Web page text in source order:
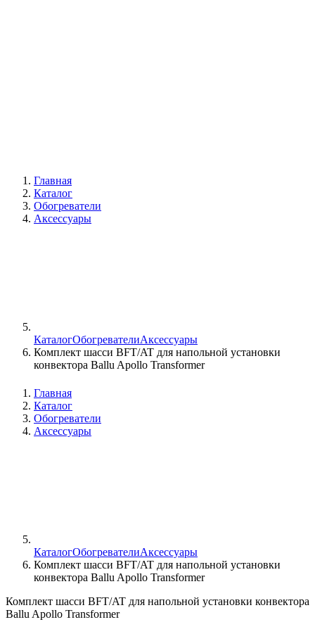
Главная
Каталог
Обогреватели
Аксессуары
КаталогОбогревателиАксессуары
Комплект шасси BFT/AT для напольной установки
конвектора Ballu Apollo Transformer
Главная
Каталог
Обогреватели
Аксессуары
КаталогОбогревателиАксессуары
Комплект шасси BFT/AT для напольной установки
конвектора Ballu Apollo Transformer
Комплект шасси BFT/AT для напольной установки конвектора
Ballu Apollo Transformer